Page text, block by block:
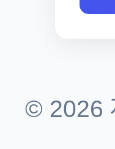
© 2026